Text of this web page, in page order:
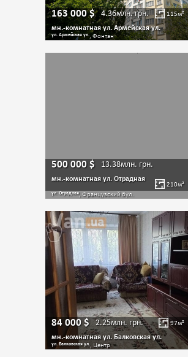
163 000$ 4.36млн.грн. 115м²
мн.-комнатная ул. Армейская ул.
ул. Армейская ул., Фонтан
500 000 $ 13.38млн. грн.
210м²
мн.-комнатная ул. Отрадная
ул. Отрадная, Французский бул.
84 000$ 2.25млн. грн. 97м²
мн.-комнатная ул. Балковская ул.
ул. Балковская ул., Центр